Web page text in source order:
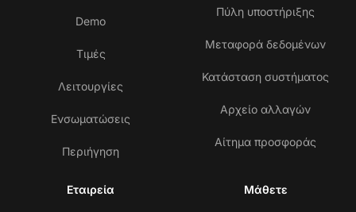
Demo
Τιμές
Λειτουργίες
Ενσωματώσεις
Περιήγηση
Πύλη υποστήριξης
Μεταφορά δεδομένων
Κατάσταση συστήματος
Αρχείο αλλαγών
Αίτημα προσφοράς
Εταιρεία Μάθετε